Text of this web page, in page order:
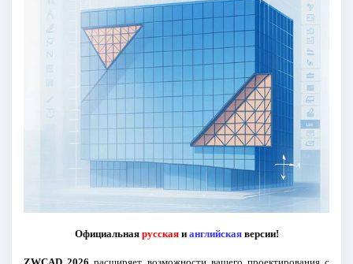
Официальная русскаяи английскаяверсии!